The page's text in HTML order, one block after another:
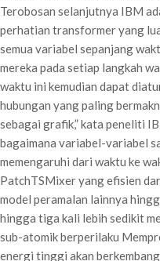
Terobosan selanjutnya IBM
perhatian transformer yang
semua variabel sepanjang
mereka pada setiap langkah
waktu ini kemudian dapat
hubungan yang paling
sebagai grafik,” kata peneliti
bagaimana variabel-variabel
memengaruhi dari waktu ke
PatchTSMixer yang efisien
model peramalan lainnya
hingga tiga kali lebih sedikit
sub-atomik berperilaku
energi tinggi akan